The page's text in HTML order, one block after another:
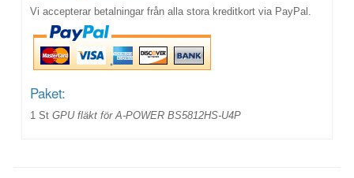
Vi accepterar betalningar från alla stora kreditkort via PayPal.
Paket:
1 StGPU fläkt för A-POWER BS5812HS-U4P